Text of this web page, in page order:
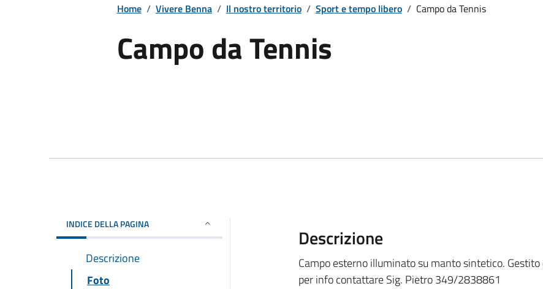
Home / Vivere Benna / Il nostro territorio / Sport e tempo libero / Campo da Tennis
Campo da Tennis
INDICE DELLA PAGINA
Descrizione
Foto
Descrizione
Campo esterno illuminato su manto sintetico. Gestito
per info contattare Sig. Pietro 349/2838861